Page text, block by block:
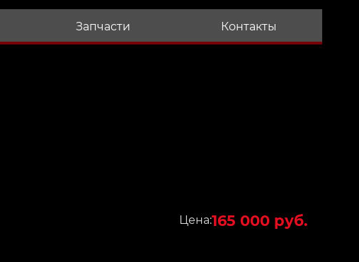
Запчасти Контакты
Цена:165 000 руб.